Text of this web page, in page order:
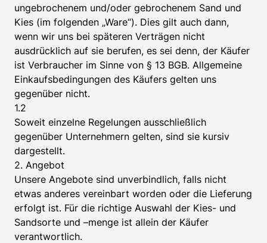
ungebrochenem und/oder gebrochenem Sand und
Kies (im folgenden „Ware“). Dies gilt auch dann,
wenn wir uns bei späteren Verträgen nicht
ausdrücklich auf sie berufen, es sei denn, der Käufer
ist Verbraucher im Sinne von § 13 BGB. Allgemeine
Einkaufsbedingungen des Käufers gelten uns
gegenüber nicht.
1.2
Soweit einzelne Regelungen ausschließlich
gegenüber Unternehmern gelten, sind sie kursiv
dargestellt.
2. Angebot
Unsere Angebote sind unverbindlich, falls nicht
etwas anderes vereinbart worden oder die Lieferung
erfolgt ist. Für die richtige Auswahl der Kies- und
Sandsorte und –menge ist allein der Käufer
verantwortlich.